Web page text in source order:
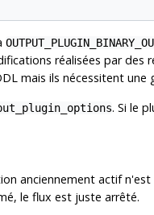
réalisées par des
mais ils nécessitent une
. Si le
anciennement actif
le flux est juste arrêté.